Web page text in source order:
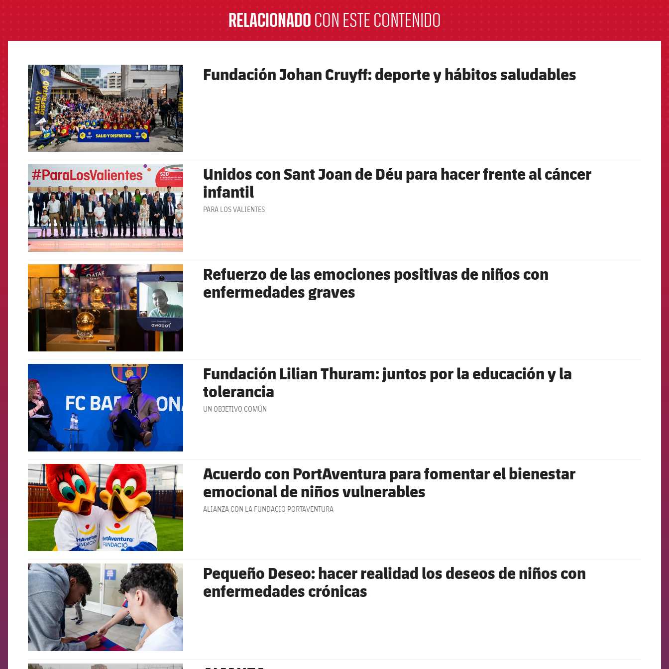
RELACIONADO CON ESTE CONTENIDO
FCB Barcelona badge Fundación Johan Cruyff: deporte y hábitos saludables
FCB Barcelona badge
Unidos con Sant Joan de Déu para hacer frente al cáncer
infantil
PARA LOS VALIENTES
FCB Barcelona badge
Refuerzo de las emociones positivas de niños con
enfermedades graves
Fundación Lilian Thuram: juntos por la educación y la
tolerancia
UN OBJETIVO COMÚN
FCB Barcelona badge
Acuerdo con PortAventura para fomentar el bienestar
emocional de niños vulnerables
ALIANZA CON LA FUNDACIO PORTAVENTURA
FCB Barcelona badge
Pequeño Deseo: hacer realidad los deseos de niños con
enfermedades crónicas